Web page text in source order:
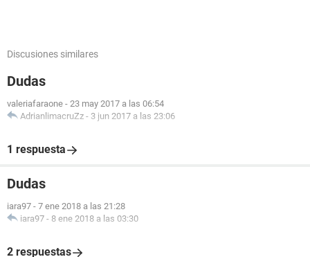
Discusiones similares
Dudas
valeriafaraone - 23 may 2017 a las 06:54
AdrianlimacruZz - 3 jun 2017 a las 23:06
1 respuesta
Dudas
iara97 - 7 ene 2018 a las 21:28
iara97 - 8 ene 2018 a las 03:30
2 respuestas